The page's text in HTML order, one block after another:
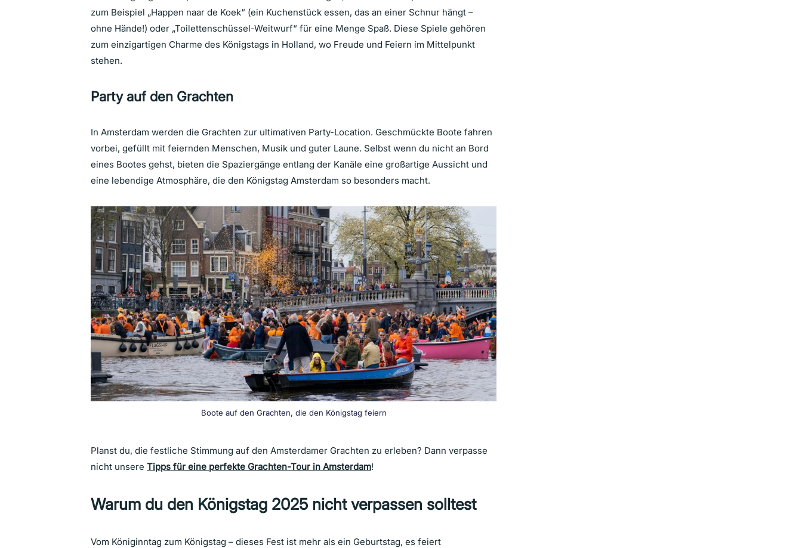
zum Beispiel „Happen naar de Koek“ (ein Kuchenstück essen, das an einer Schnur hängt –
ohne Hände!) oder „Toilettenschüssel-Weitwurf“ für eine Menge Spaß. Diese Spiele gehören
zum einzigartigen Charme des Königstags in Holland, wo Freude und Feiern im Mittelpunkt
stehen.
Party auf den Grachten
In Amsterdam werden die Grachten zur ultimativen Party-Location. Geschmückte Boote fahren
vorbei, gefüllt mit feiernden Menschen, Musik und guter Laune. Selbst wenn du nicht an Bord
eines Bootes gehst, bieten die Spaziergänge entlang der Kanäle eine großartige Aussicht und
eine lebendige Atmosphäre, die den Königstag Amsterdam so besonders macht.
Boote auf den Grachten, die den Königstag feiern
Planst du, die festliche Stimmung auf den Amsterdamer Grachten zu erleben? Dann verpasse
nicht unsere Tipps für eine perfekte Grachten-Tour in Amsterdam!
Warum du den Königstag 2025 nicht verpassen solltest
Vom Königinntag zum Königstag – dieses Fest ist mehr als ein Geburtstag, es feiert